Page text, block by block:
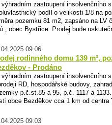
výhradním zastoupení insolvenčního
podíl o velikosti 1/8 na
pozemku 81 m2, zapsáno na LV
obec Bystřice. Prodej bude
09:06
rodinného domu 139 m²,
- Prodáno
výhradním zastoupení insolvenčního
RD, hospodářské budovy,
p.č.st.85 a 95, p.č. 1117 a
obce Bezděkov cca 1 km od centra
09:03